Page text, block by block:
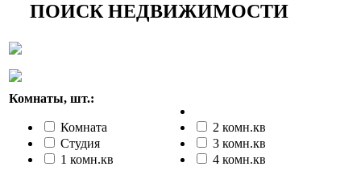
ПОИСК НЕДВИЖИМОСТИ
Комнаты, шт.:
Комната
Студия
1 комн.кв
2 комн.кв
3 комн.кв
4 комн.кв